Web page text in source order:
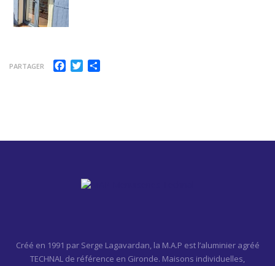
PARTAGER Facebook
Twitter
Créé en 1991 par Serge Lagavardan, la M.A.P est l’aluminier agréé
TECHNAL de référence en Gironde. Maisons individuelles,